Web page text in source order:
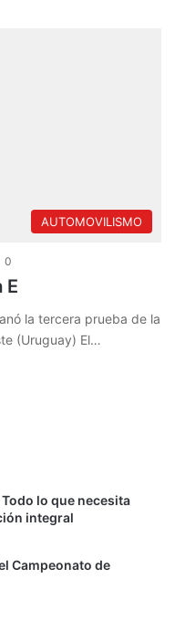
AUTOMOVILISMO
0
E
la tercera prueba de la
(Uruguay) El…
Todo lo que necesita
integral
Campeonato de